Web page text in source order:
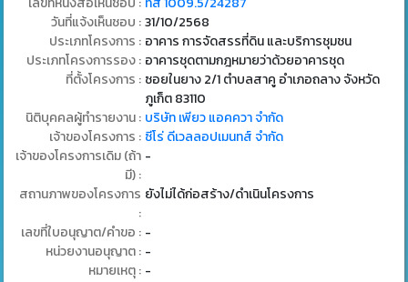
วันที่แจ้งเห็นชอบ : 31/10/2568
ประเภทโครงการ : อาคาร การจัดสรรที่ดิน และบริการชุมชน
ประเภทโครงการรอง : อาคารชุดตามกฎหมายว่าด้วยอาคารชุด
ที่ตั้งโครงการ : ซอยในยาง 2/1 ตำบลสาคู อำเภอถลาง จังหวัด
ภูเก็ต 83110
นิติบุคคลผู้ทำรายงาน : บริษัท เพียว แอคควา จำกัด
เจ้าของโครงการ : ซีโร่ ดีเวลลอปเมนทส์ จำกัด
เจ้าของโครงการเดิม (ถ้า
มี) :
-
สถานภาพของโครงการ
:
ยังไม่ได้ก่อสร้าง/ดำเนินโครงการ
เลขที่ใบอนุญาต/คำขอ : -
หน่วยงานอนุญาต : -
หมายเหตุ : -